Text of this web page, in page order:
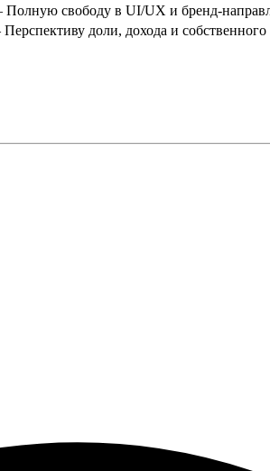
свободу в UI/UX и бренд-
доли, дохода и собственного